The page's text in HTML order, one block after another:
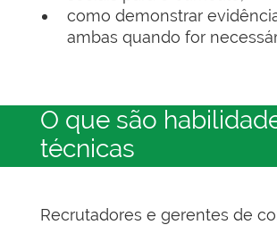
como demonstrar
ambas quando for
O que são
técnicas
Recrutadores e gerentes de